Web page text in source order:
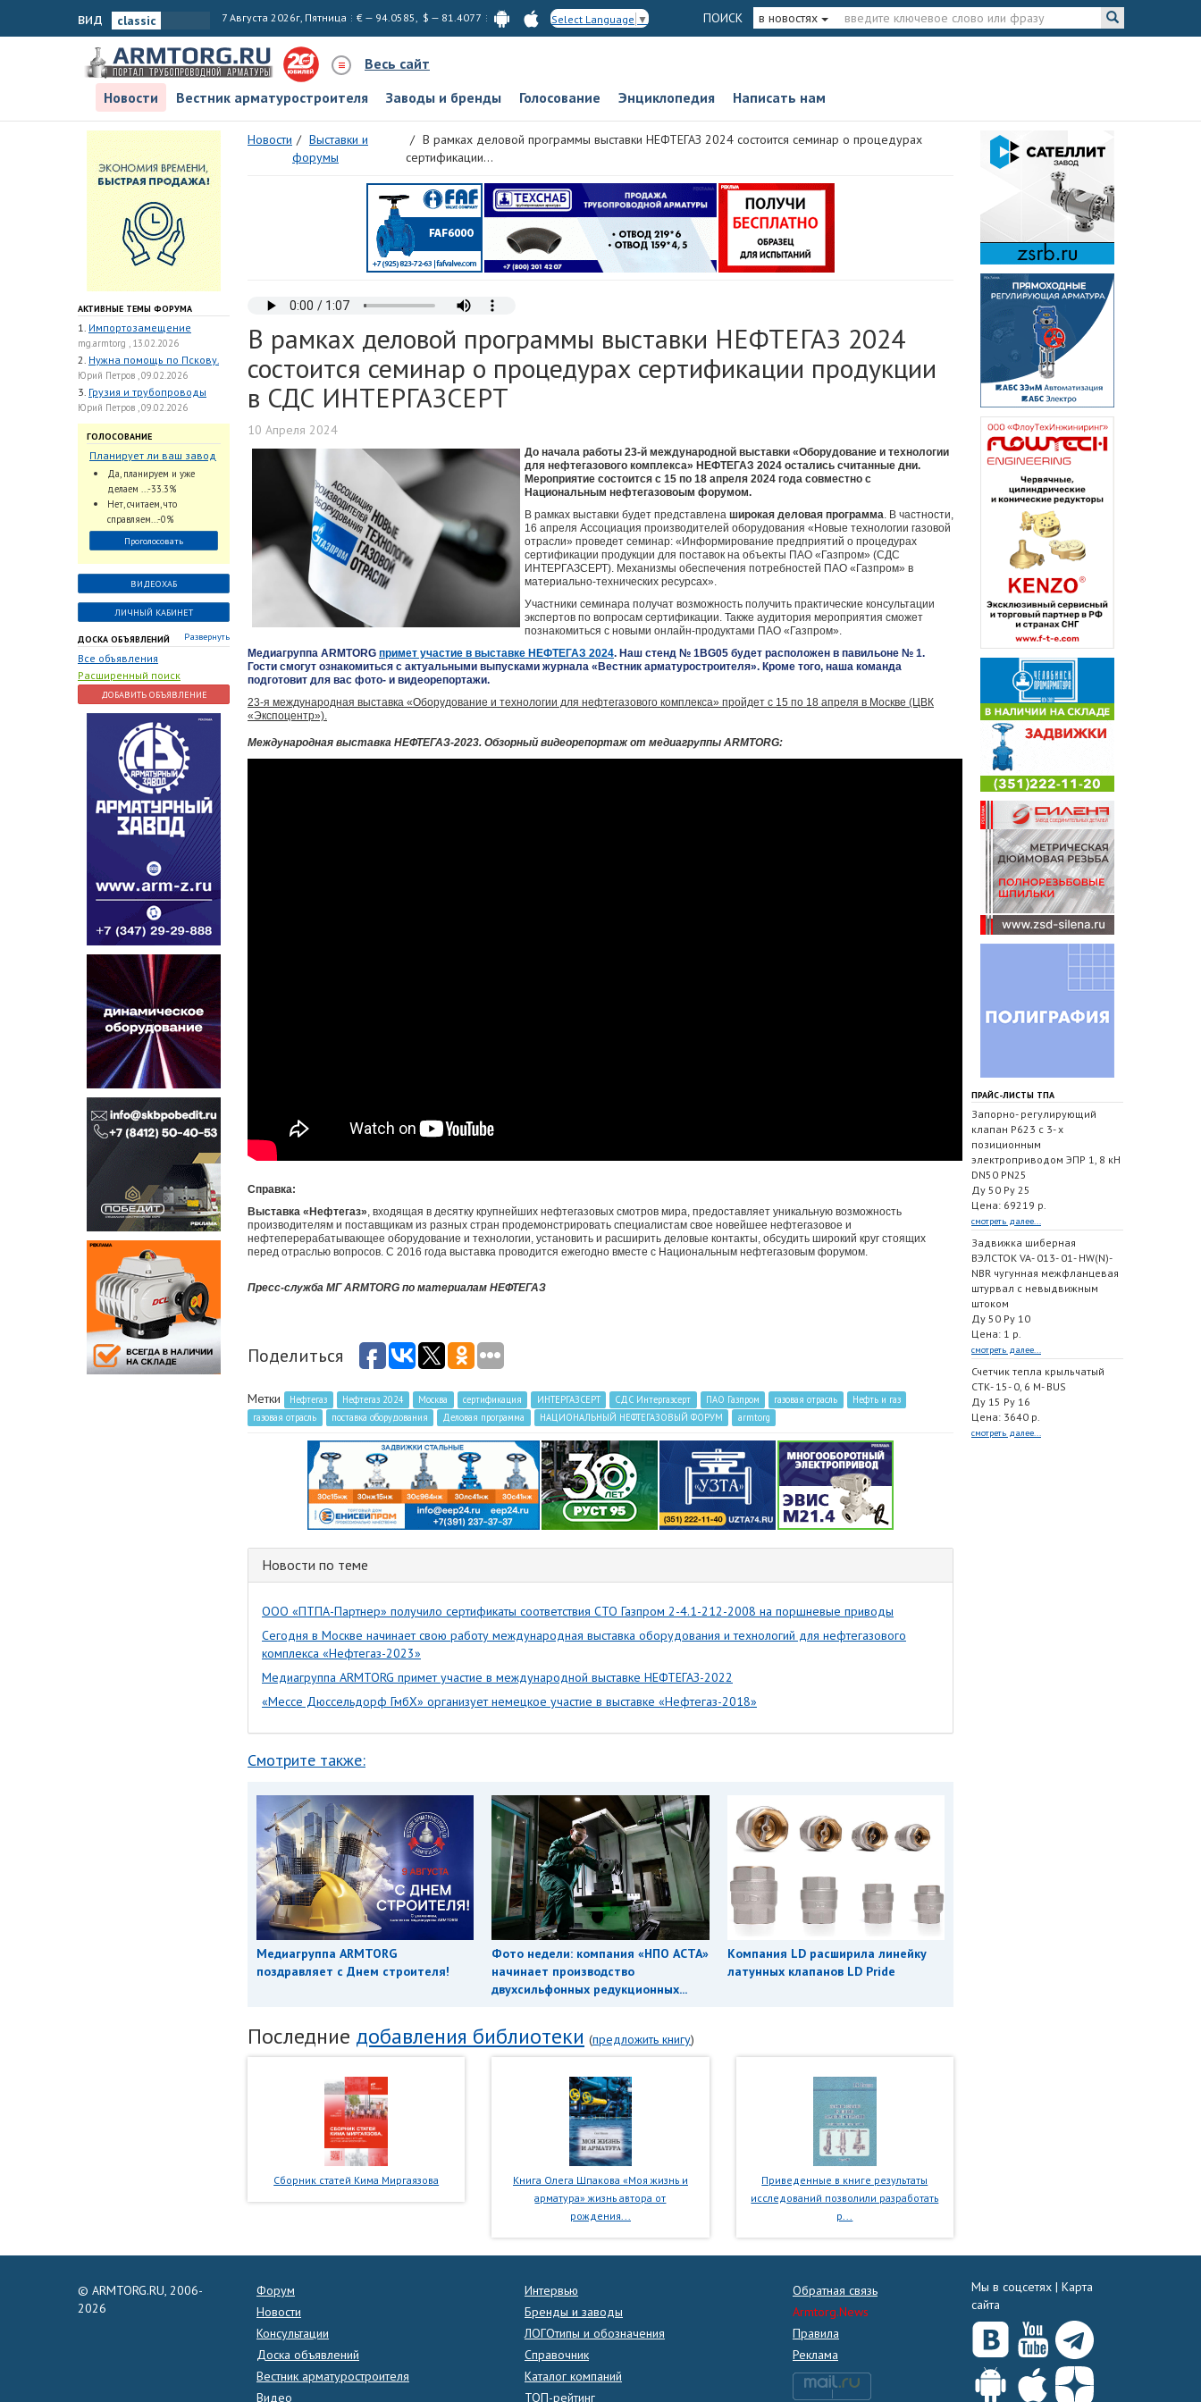
вид 7 Августа 2026г, Пятница € — 94.0585, $ — 81.4077 Select Language ▼ ПОИСК в новостях
Весь сайт
Новости
Вестник арматуростроителя Заводы и бренды Голосование Энциклопедия Написать нам
АКТИВНЫЕ ТЕМЫ ФОРУМА
1. Импортозамещение
mg.armtorg , 13.02.2026
2. Нужна помощь по Пскову.
Юрий Петров , 09.02.2026
3. Грузия и трубопроводы
Юрий Петров , 09.02.2026
ГОЛОСОВАНИЕ
Планирует ли ваш завод
использовать
промышленный
интеллект и цифровые
заказы для ускорения
обработки заказов и
оперативной отгрузки
продукции конечному
потребителю?
Да, планируем и уже
делаем ...-33.3%
Нет, считаем, что
справляем...-0%
Проголосовать
ВИДЕОХАБ
ЛИЧНЫЙ КАБИНЕТ
ДОСКА ОБЪЯВЛЕНИЙ Развернуть
Все объявления
Расширенный поиск
ДОБАВИТЬ ОБЪЯВЛЕНИЕ
Новости
Выставки и
форумы
В рамках деловой программы выставки НЕФТЕГАЗ 2024 состоится семинар о процедурах
сертификации...
В рамках деловой программы выставки НЕФТЕГАЗ 2024
состоится семинар о процедурах сертификации продукции
в СДС ИНТЕРГАЗСЕРТ
10 Апреля 2024
До начала работы 23-й международной выставки «Оборудование и технологии
для нефтегазового комплекса» НЕФТЕГАЗ 2024 остались считанные дни.
Мероприятие состоится с 15 по 18 апреля 2024 года совместно с
Национальным нефтегазовоым форумом.
В рамках выставки будет представлена широкая деловая программа. В частности,
16 апреля Ассоциация производителей оборудования «Новые технологии газовой
отрасли» проведет семинар: «Информирование предприятий о процедурах
сертификации продукции для поставок на объекты ПАО «Газпром» (СДС
ИНТЕРГАЗСЕРТ). Механизмы обеспечения потребностей ПАО «Газпром» в
материально-технических ресурсах».
Участники семинара получат возможность получить практические консультации
экспертов по вопросам сертификации. Также аудитория мероприятия сможет
познакомиться с новыми онлайн-продуктами ПАО «Газпром».
Медиагруппа ARMTORG примет участие в выставке НЕФТЕГАЗ 2024. Наш стенд № 1ВG05 будет расположен в павильоне № 1.
Гости смогут ознакомиться с актуальными выпусками журнала «Вестник арматуростроителя». Кроме того, наша команда
подготовит для вас фото- и видеорепортажи.
23-я международная выставка «Оборудование и технологии для нефтегазового комплекса» пройдет с 15 по 18 апреля в Москве (ЦВК
«Экспоцентр»).
Международная выставка НЕФТЕГАЗ-2023. Обзорный видеорепортаж от медиагруппы ARMTORG:
Справка:
Выставка «Нефтегаз», входящая в десятку крупнейших нефтегазовых смотров мира, предоставляет уникальную возможность
производителям и поставщикам из разных стран продемонстрировать специалистам свое новейшее нефтегазовое и
нефтеперерабатывающее оборудование и технологии, установить и расширить деловые контакты, обсудить широкий круг стоящих
перед отраслью вопросов. С 2016 года выставка проводится ежегодно вместе с Национальным нефтегазовым форумом.
Пресс-служба МГ ARMTORG по материалам НЕФТЕГАЗ
Поделиться
Метки Нефтегаз Нефтегаз 2024 Москва сертификация ИНТЕРГАЗСЕРТ СДС Интергазсерт ПАО Газпром газовая отрасль
Нефть и газ
газовая отрасль
поставка оборудования Деловая программа НАЦИОНАЛЬНЫЙ НЕФТЕГАЗОВЫЙ ФОРУМ armtorg
Новости по теме
ООО «ПТПА-Партнер» получило сертификаты соответствия СТО Газпром 2-4.1-212-2008 на поршневые приводы
Сегодня в Москве начинает свою работу международная выставка оборудования и технологий для нефтегазового
комплекса «Нефтегаз-2023»
Медиагруппа ARMTORG примет участие в международной выставке НЕФТЕГАЗ-2022
«Мессе Дюссельдорф ГмбХ» организует немецкое участие в выставке «Нефтегаз-2018»
Смотрите также:
Медиагруппа ARMTORG
поздравляет с Днем строителя!
Фото недели: компания «НПО АСТА»
начинает производство
двухсильфонных редукционных...
Компания LD расширила линейку
латунных клапанов LD Pride
Последние добавления библиотеки (предложить книгу)
Сборник статей Кима Миргаязова
Книга Олега Шпакова «Моя жизнь и
арматура» жизнь автора от
рождения...
Приведенные в книге результаты
исследований позволили разработать
р...
ПРАЙС-ЛИСТЫ ТПА
Запорно- регулирующий
клапан Р623 с 3- х
позиционным
электроприводом ЭПР 1, 8 кН
DN50 PN25
Ду 50 Ру 25
Цена: 69219 р.
смотреть далее...
Задвижка шиберная
ВЭЛСТОК VA- 013- 01- HW(N)-
NBR чугунная межфланцевая
штурвал с невыдвижным
штоком
Ду 50 Ру 10
Цена: 1 р.
смотреть далее...
Счетчик тепла крыльчатый
СТК- 15- 0, 6 M- BUS
Ду 15 Ру 16
Цена: 3640 р.
смотреть далее...
© ARMTORG.RU, 2006-
2026
Форум
Новости
Консультации
Доска объявлений
Вестник арматуростроителя
Видео
Интервью
Бренды и заводы
ЛОГОтипы и обозначения
Справочник
Каталог компаний
ТОП-рейтинг
Обратная связь
Armtorg.News
Правила
Реклама
Мы в соцсетях | Карта
сайта